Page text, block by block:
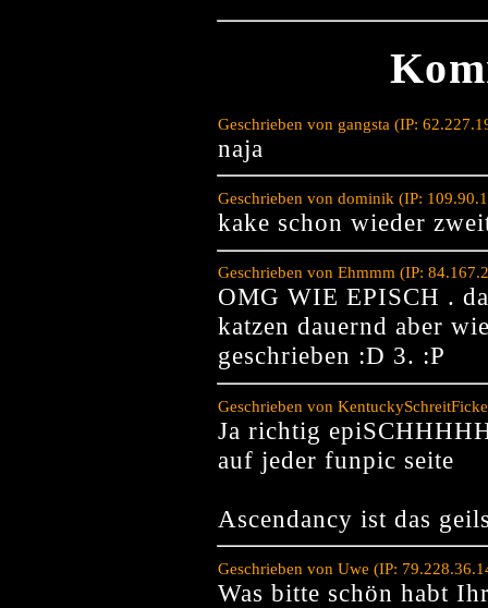
Geschrieben von gangsta (IP:
naja
Geschrieben von dominik (IP:
kake schon wieder
Geschrieben von Ehmmm (IP:
OMG WIE EPISCH .
katzen dauernd aber
geschrieben :D 3. :P
Geschrieben von
Ja richtig
auf jeder funpic seite
Ascendancy ist das
Geschrieben von Uwe (IP:
Was bitte schön habt